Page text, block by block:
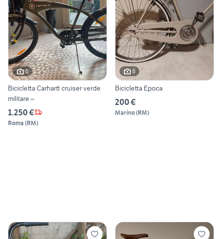
6
Bicicletta Carhartt cruiser verde
militare –
1.250 €
Roma (RM)
6
Bicicletta Epoca
200 €
Marino(RM)